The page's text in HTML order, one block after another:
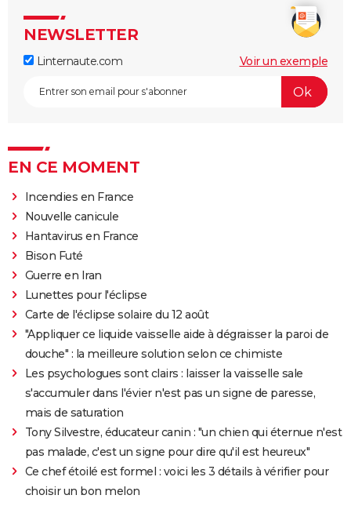
NEWSLETTER
Linternaute.com Voir un exemple
EN CE MOMENT
Incendies en France
Nouvelle canicule
Hantavirus en France
Bison Futé
Guerre en Iran
Lunettes pour l'éclipse
Carte de l'éclipse solaire du 12 août
"Appliquer ce liquide vaisselle aide à dégraisser la paroi de
douche" : la meilleure solution selon ce chimiste
Les psychologues sont clairs : laisser la vaisselle sale
s'accumuler dans l'évier n'est pas un signe de paresse,
mais de saturation
Tony Silvestre, éducateur canin : "un chien qui éternue n'est
pas malade, c'est un signe pour dire qu'il est heureux"
Ce chef étoilé est formel : voici les 3 détails à vérifier pour
choisir un bon melon